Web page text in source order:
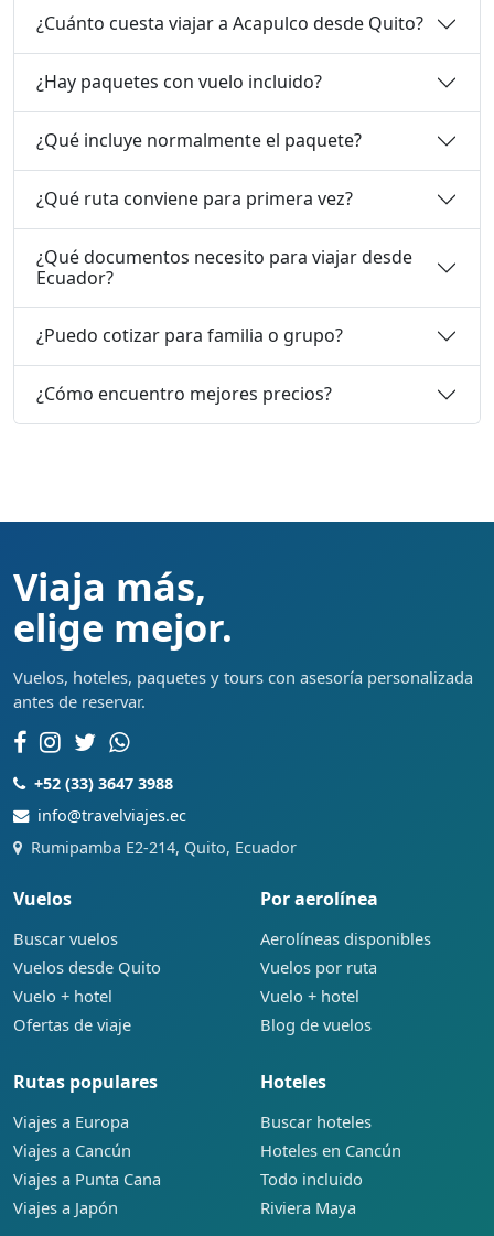
¿Cuánto cuesta viajar a Acapulco desde Quito?
¿Hay paquetes con vuelo incluido?
¿Qué incluye normalmente el paquete?
¿Qué ruta conviene para primera vez?
¿Qué documentos necesito para viajar desde
Ecuador?
¿Puedo cotizar para familia o grupo?
¿Cómo encuentro mejores precios?
Viaja más,
elige mejor.
Vuelos, hoteles, paquetes y tours con asesoría personalizada
antes de reservar.
+52 (33) 3647 3988
info@travelviajes.ec
Rumipamba E2-214, Quito, Ecuador
Vuelos
Buscar vuelos
Vuelos desde Quito
Vuelo + hotel
Ofertas de viaje
Por aerolínea
Aerolíneas disponibles
Vuelos por ruta
Vuelo + hotel
Blog de vuelos
Rutas populares
Viajes a Europa
Viajes a Cancún
Viajes a Punta Cana
Viajes a Japón
Hoteles
Buscar hoteles
Hoteles en Cancún
Todo incluido
Riviera Maya